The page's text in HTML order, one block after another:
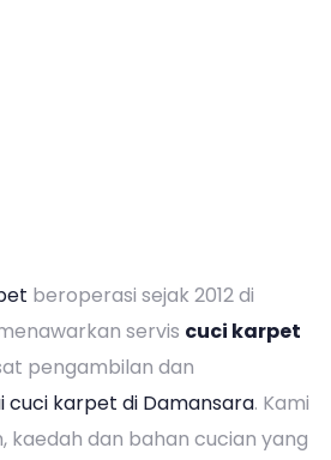
beroperasi sejak 2012 di
servis cuci karpet
pengambilan dan
cuci karpet di Damansara. Kami
kaedah dan bahan cucian yang